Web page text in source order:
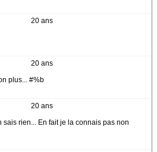
20 ans
20 ans
plus... #%b
20 ans
rien... En fait je la connais pas non